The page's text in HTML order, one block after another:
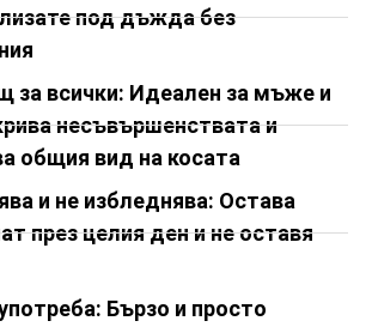
под дъжда без
за всички: Идеален за мъже и
несъвършенствата и
общия вид на косата
и не избледнява: Остава
през целия ден и не оставя
Бързо и просто